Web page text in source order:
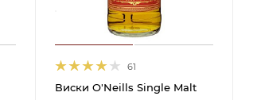
61
Виски O'Neills Single Malt